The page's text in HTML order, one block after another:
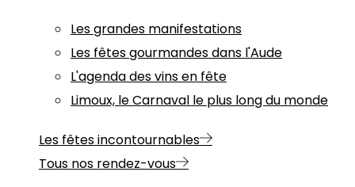
Les grandes manifestations
Les fêtes gourmandes dans l'Aude
L'agenda des vins en fête
Limoux, le Carnaval le plus long du monde
Les fêtes incontournables
Tous nos rendez-vous